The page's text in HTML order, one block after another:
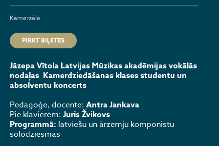
Kamerzāle
PIRKT BIĻETES
Jāzepa Vītola Latvijas Mūzikas akadēmijas vokālās
nodaļas Kamerdziedāšanas klases studentu un
absolventu koncerts
Pedagoģe, docente: Antra Jankava
Pie klavierēm: Juris Žvikovs
Programmā: latviešu un ārzemju komponistu
solodziesmas